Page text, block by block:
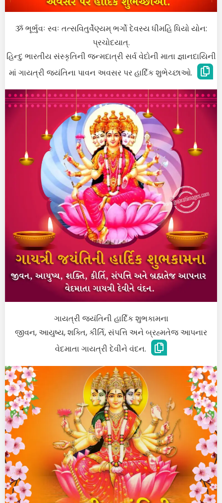
ૐ ભૂર્ભુવઃ સ્વઃ તત્સવિતુર્વેણ્યમ્ ભર્ગો દેવસ્ય ધીમહિ ધિયો યોન:
પ્રચોદયાત્.
હિન્દુ ભારતીય સંસ્કૃતિની જન્મદાત્રી સર્વ વેદોની માતા જ્ઞાનદાયિની
માં ગાયત્રી જયંતિના પાવન અવસર પર હાર્દિક શુભેચ્છાઓ.
ગાયત્રી જયંતિની હાર્દિક શુભકામના
જીવન, આયુષ્ય, શક્તિ, કીર્તિ, સંપત્તિ અને બ્રહ્મતેજ આપનાર
વેદમાતા ગાયત્રી દેવીને વંદન.